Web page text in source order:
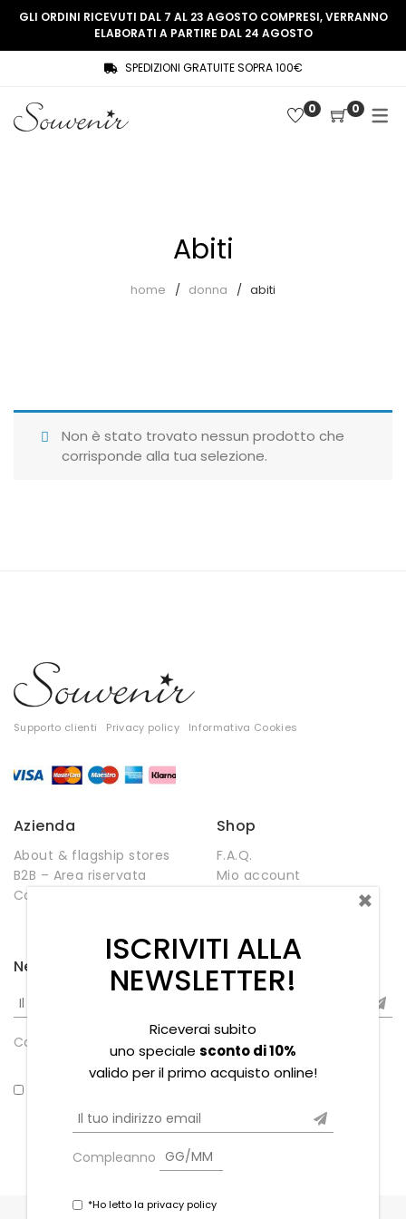
SHOP
Souvenir Privée
Giubbotti
Tute
Tutti
Gift Card
COLLEZIONE
THREE WOMEN, ONE MEMORY
GLI ORDINI RICEVUTI DAL 7 AL 23 AGOSTO COMPRESI, VERRANNO
ELABORATI A PARTIRE DAL 24 AGOSTO
SPEDIZIONI GRATUITE SOPRA 100€
0 0
Abiti
home donna abiti
Non è stato trovato nessun prodotto che
corrisponde alla tua selezione.
Supporto clienti Privacy policy Informativa Cookies
Azienda
About & flagship stores
B2B – Area riservata
Contatti
Shop
F.A.Q.
Mio account
Newsletter
Compleanno
ISCRIVITI ALLA
NEWSLETTER!
Riceverai subito
uno speciale sconto di 10%
valido per il primo acquisto online!
Compleanno
*Ho letto la privacy policy
×